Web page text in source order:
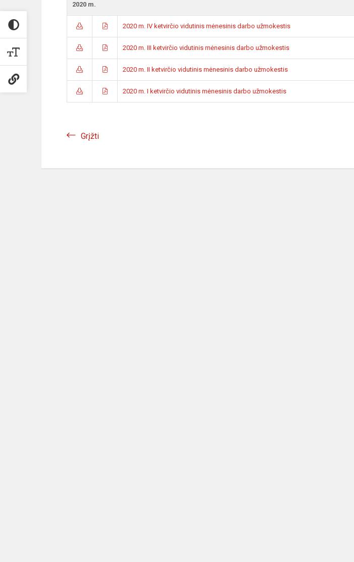
2020 m.
2020 m. IV ketvirčio vidutinis mėnesinis darbo užmokestis
2020 m. III ketvirčio vidutinis mėnesinis darbo užmokestis
2020 m. II ketvirčio vidutinis mėnesinis darbo užmokestis
2020 m. I ketvirčio vidutinis mėnesinis darbo užmokestis
Grįžti